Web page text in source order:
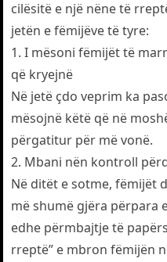
cilësitë e një nëne të
jetën e fëmijëve të tyre:
1. I mësoni fëmijët të
që kryejnë
Në jetë çdo veprim ka
mësojnë këtë që në
përgatitur për më vonë.
2. Mbani nën kontroll
Në ditët e sotme, fëmijët
më shumë gjëra përpara
edhe përmbajtje të
rreptë” e mbron fëmijën